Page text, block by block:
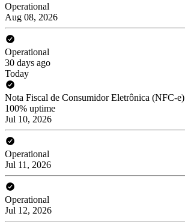
Operational
Aug 08, 2026
Operational
30 days ago
Today
Nota Fiscal de Consumidor Eletrônica (NFC-e)
100% uptime
Jul 10, 2026
Operational
Jul 11, 2026
Operational
Jul 12, 2026